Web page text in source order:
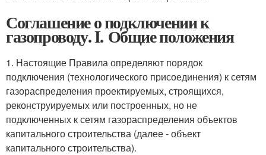
Соглашение о подключении к
газопроводу. I. Общие положения
1. Настоящие Правила определяют порядок
подключения (технологического присоединения) к сетям
газораспределения проектируемых, строящихся,
реконструируемых или построенных, но не
подключенных к сетям газораспределения объектов
капитального строительства (далее - объект
капитального строительства).